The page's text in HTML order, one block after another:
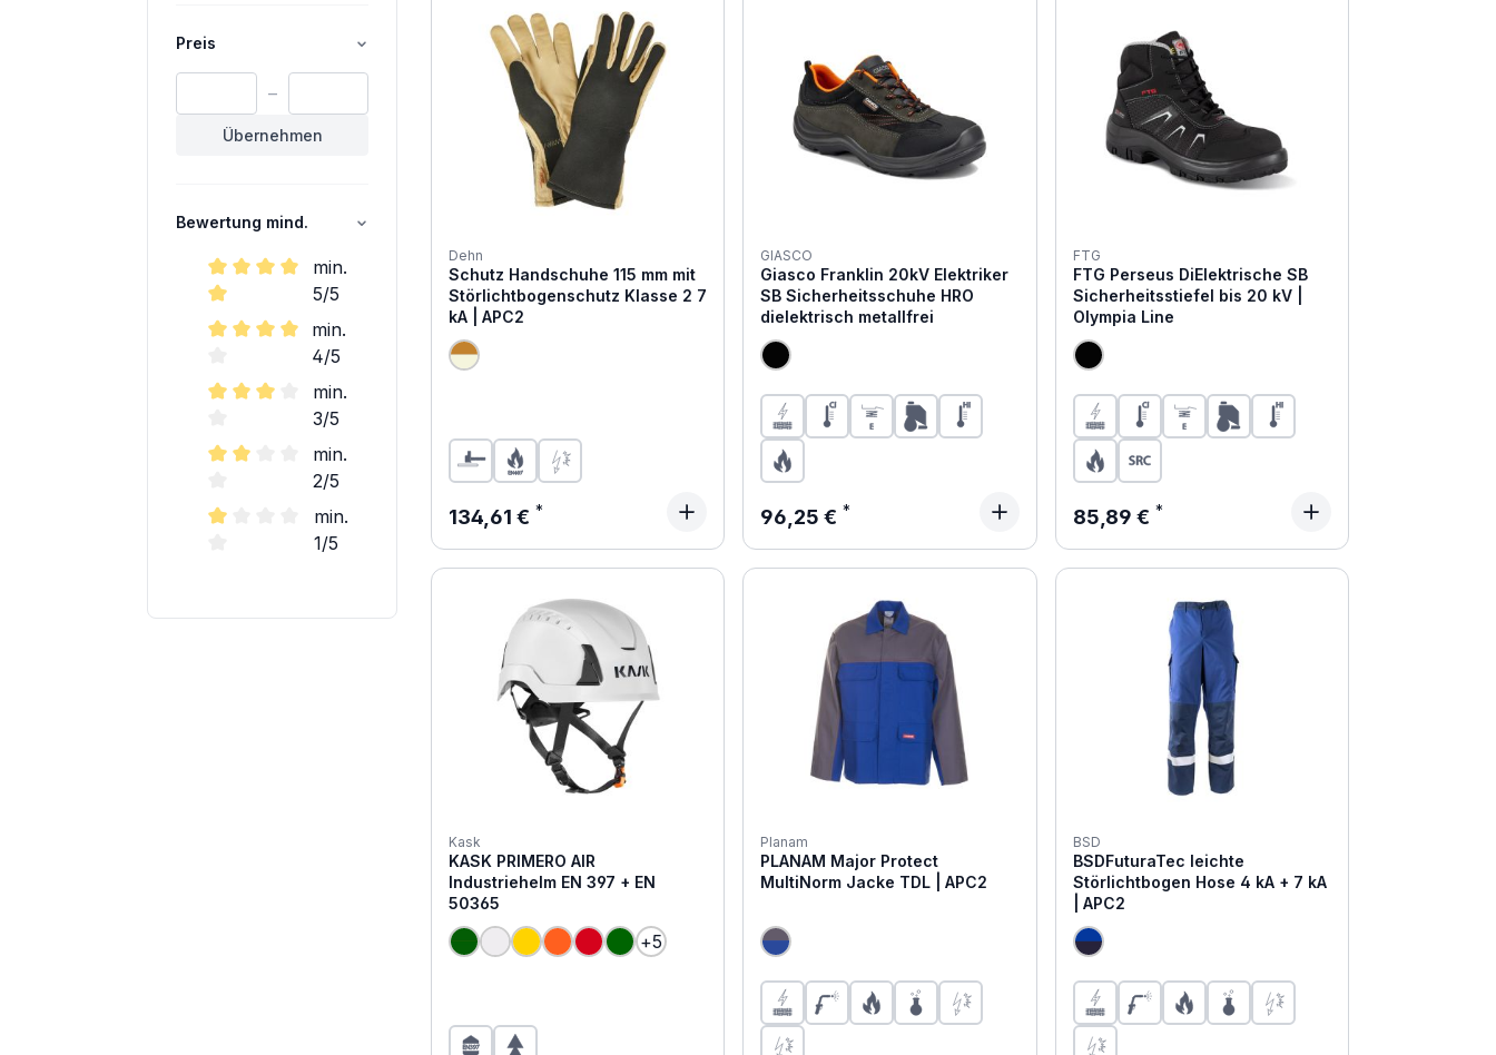
schwarz
hellgrau
anthrazit
Preis
–
Übernehmen
Bewertung mind.
Filter hinzufügen: Minimum Bewertung von 5 von 5 Sternen
min.
5/5
Filter hinzufügen: Minimum Bewertung von 4 von 5 Sternen
min.
4/5
Filter hinzufügen: Minimum Bewertung von 3 von 5 Sternen
min.
3/5
Filter hinzufügen: Minimum Bewertung von 2 von 5 Sternen
min.
2/5
Filter hinzufügen: Minimum Bewertung von 1 von 5 Sternen
min.
1/5
Dehn
Schutz Handschuhe 115 mm mit
Störlichtbogenschutz Klasse 2 7
kA | APC2
Regulärer Preis:
134,61 €
GIASCO
Giasco Franklin 20kV Elektriker
SB Sicherheitsschuhe HRO
dielektrisch metallfrei
Regulärer Preis:
96,25 €
FTG
FTG Perseus DiElektrische SB
Sicherheitsstiefel bis 20 kV |
Olympia Line
Regulärer Preis:
85,89 €
Kask
KASK PRIMERO AIR
Industriehelm EN 397 + EN
50365
+5
Planam
PLANAM Major Protect
MultiNorm Jacke TDL | APC2
BSD
BSDFuturaTec leichte
Störlichtbogen Hose 4 kA + 7 kA
| APC2